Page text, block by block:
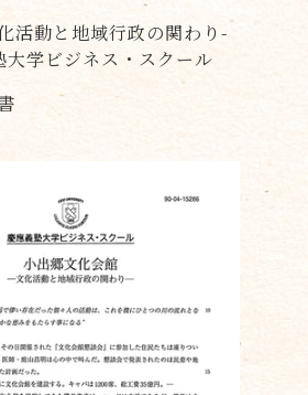
活動と地域行政の関わり-
学ビジネス・スクール